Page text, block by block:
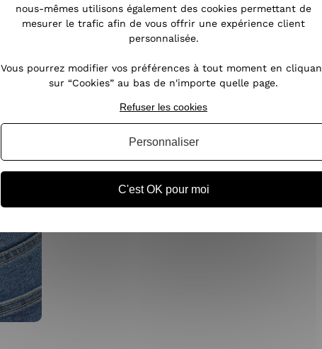
nous-mêmes utilisons également des cookies permettant de
mesurer le trafic afin de vous offrir une expérience client
personnalisée.
Vous pourrez modifier vos préférences à tout moment en
sur “Cookies” au bas de n'importe quelle page.
C'est OK pour moi
Refuser les cookies
Personnaliser